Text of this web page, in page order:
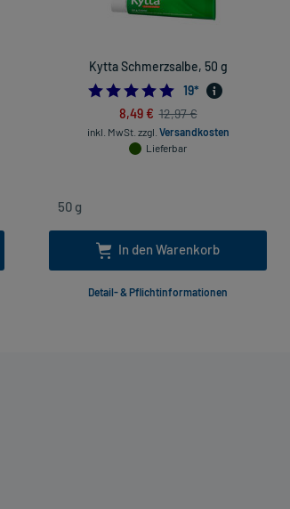
Kytta Schmerzsalbe, 50 g
4.947368421052632
19*
8,49 € 12,97 €
inkl. MwSt. zzgl. Versandkosten
Lieferbar
In den Warenkorb
Detail- & Pflichtinformationen